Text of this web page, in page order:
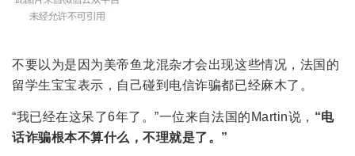
不要以为是因为美帝鱼龙混杂才会出现这些情况，法国的
留学生宝宝表示，自己碰到电信诈骗都已经麻木了。
“我已经在这呆了6年了。”一位来自法国的Martin说， “电
话诈骗根本不算什么，不理就是了。”